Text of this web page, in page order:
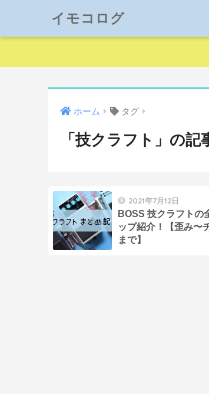
イモコログ
ホーム タグ
「技クラフト」の記
2021年7月12日
BOSS 技クラフトの
ップ紹介！【歪み〜
まで】